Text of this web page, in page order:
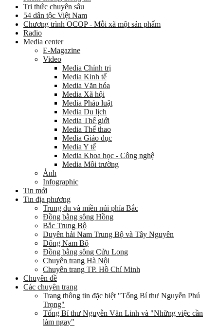
Tri thức chuyên sâu
54 dân tộc Việt Nam
Chương trình OCOP - Mỗi xã một sản phẩm
Radio
Media center
E-Magazine
Video
Media Chính trị
Media Kinh tế
Media Văn hóa
Media Xã hội
Media Pháp luật
Media Du lịch
Media Thế giới
Media Thể thao
Media Giáo dục
Media Y tế
Media Khoa học - Công nghệ
Media Môi trường
Ảnh
Infographic
Tin mới
Tin địa phương
Trung du và miền núi phía Bắc
Đồng bằng sông Hồng
Bắc Trung Bộ
Duyên hải Nam Trung Bộ và Tây Nguyên
Đông Nam Bộ
Đồng bằng sông Cửu Long
Chuyên trang Hà Nội
Chuyên trang TP. Hồ Chí Minh
Chuyên đề
Các chuyên trang
Trang thông tin đặc biệt "Tổng Bí thư Nguyễn Phú
Trọng"
Tổng Bí thư Nguyễn Văn Linh và "Những việc cần
làm ngay"